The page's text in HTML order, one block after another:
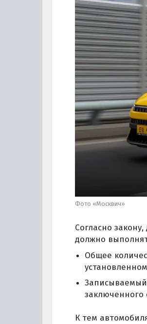
Фото «Москвич»
Согласно
должно
Общее
Записываемый
заключенного
К тем